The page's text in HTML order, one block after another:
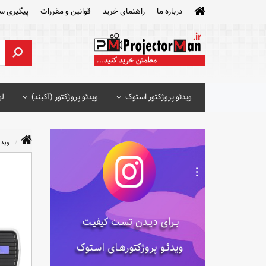
درباره ما راهنمای خرید قوانین و مقررات پیگیری
ویدئو پروژکتور استوک ویدئو پروژکتور (آکبند)